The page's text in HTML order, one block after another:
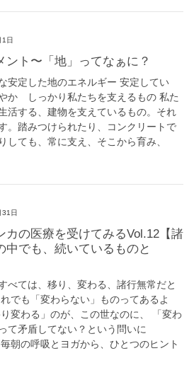
日
メント〜「地」ってなぁに？
安定した地のエネルギー 安定してい
か しっかり私たちを支えるもの 私た
活する、建物を支えているもの。それ
。踏みつけられたり、コンクリートで
しても、常に支え、そこから育み、
日
中でも、続いているものと
べては、移り、変わる、諸行無常だと
でも「変わらない」ものってあるよ
変わる」のが、この世なのに、 「変わ
て矛盾してない？という問いに
朝の呼吸とヨガから、ひとつのヒント